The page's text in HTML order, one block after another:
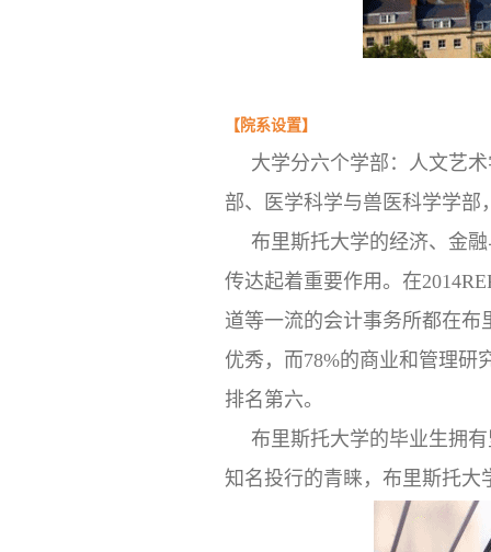
【院系设置】
大学分六个学部：人文艺
部、医学科学与兽医科学学
布里斯托大学的经济、金
传达起着重要作用。在
道等一流的会计事务所都在布
优秀，而78%的商业和管理研
排名第六。
布里斯托大学的毕业生拥
知名投行的青睐，布里斯托大